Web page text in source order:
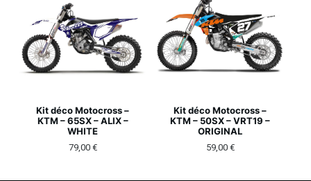
Kit déco Motocross –
KTM – 65SX – ALIX –
WHITE
79,00 €
Kit déco Motocross –
KTM – 50SX – VRT19 –
ORIGINAL
59,00 €